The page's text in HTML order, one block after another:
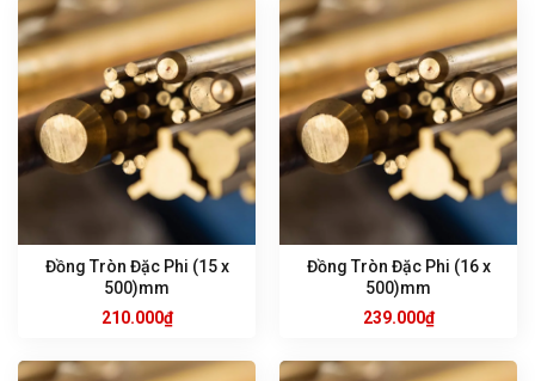
Đồng Tròn Đặc Phi (15 x
500)mm
210.000₫
Đồng Tròn Đặc Phi (16 x
500)mm
239.000₫